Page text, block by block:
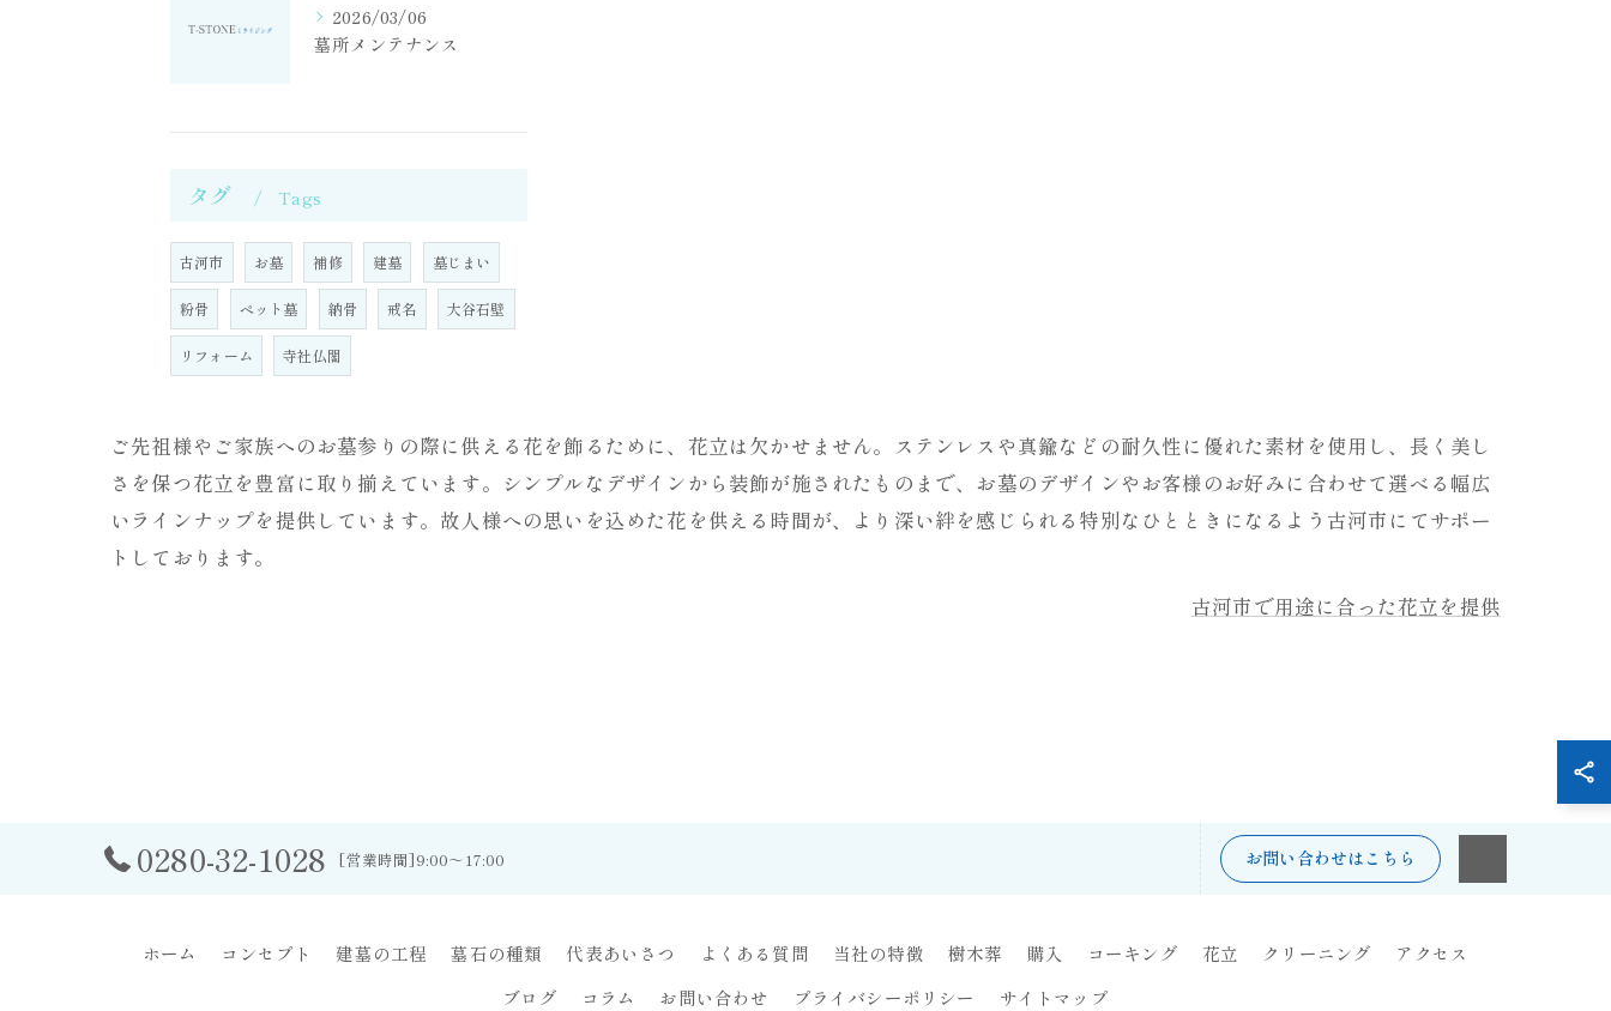
2026/03/06
墓所メンテナンス
タグ Tags
古河市 お墓 補修 建墓 墓じまい
粉骨 ペット墓 納骨 戒名 大谷石壁
リフォーム 寺社仏閣
ご先祖様やご家族へのお墓参りの際に供える花を飾るために、花立は欠かせません。ステンレスや真鍮などの耐久性に優れた素材を使用し、長く美し
さを保つ花立を豊富に取り揃えています。シンプルなデザインから装飾が施されたものまで、お墓のデザインやお客様のお好みに合わせて選べる幅広
いラインナップを提供しています。故人様への思いを込めた花を供える時間が、より深い絆を感じられる特別なひとときになるよう古河市にてサポー
トしております。
古河市で用途に合った花立を提供
0280-32-1028 [営業時間]9:00～17:00 お問い合わせはこちら
ホーム コンセプト 建墓の工程 墓石の種類 代表あいさつ よくある質問 当社の特徴 樹木葬 購入 コーキング 花立 クリーニング
アクセス
ブログ
コラム お問い合わせ プライバシーポリシー サイトマップ